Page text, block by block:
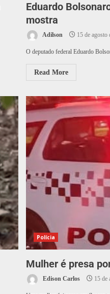
Eduardo
mostra
Adilson 15 de agosto
O deputado federal Eduardo
Read More
Polícia
Mulher é presa
Edison Carlos 15 de